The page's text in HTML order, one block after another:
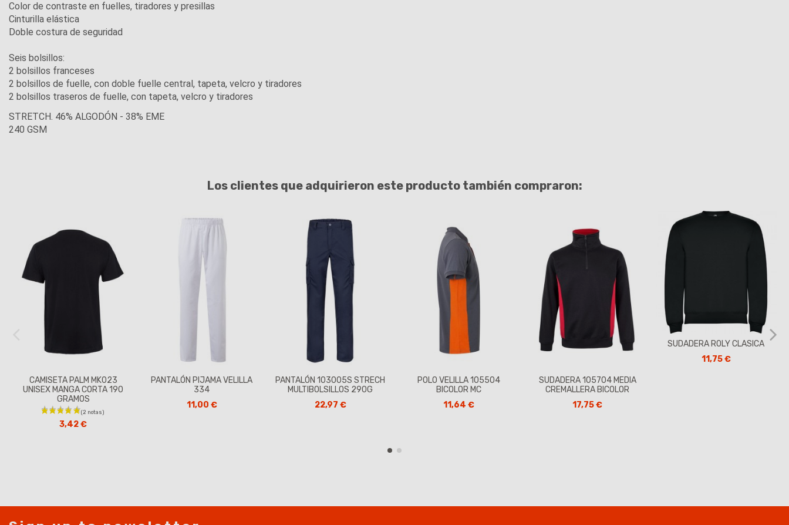
Color de contraste en fuelles, tiradores y presillas
Cinturilla elástica
Doble costura de seguridad
Seis bolsillos:
2 bolsillos franceses
2 bolsillos de fuelle, con doble fuelle central, tapeta, velcro y tiradores
2 bolsillos traseros de fuelle, con tapeta, velcro y tiradores
STRETCH. 46% ALGODÓN - 38% EME
240 GSM
Los clientes que adquirieron este producto también compraron:
CAMISETA PALM MK023
UNISEX MANGA CORTA 190
GRAMOS
3,42 €
PANTALÓN PIJAMA VELILLA
334
11,00 €
PANTALÓN 103005S STRECH
MULTIBOLSILLOS 290G
22,97 €
POLO VELILLA 105504
BICOLOR MC
11,64 €
SUDADERA 105704 MEDIA
CREMALLERA BICOLOR
17,75 €
SUDADERA ROLY CLASICA
11,75 €